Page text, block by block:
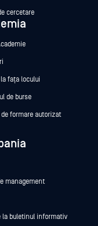
cercetare
fața locului
de burse
de formare autorizat
management
la buletinul informativ